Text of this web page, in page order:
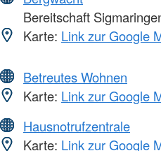
Bereitschaft
Karte: Link zur Google
Betreutes Wohnen
Karte: Link zur Google
Hausnotrufzentrale
Karte: Link zur Google